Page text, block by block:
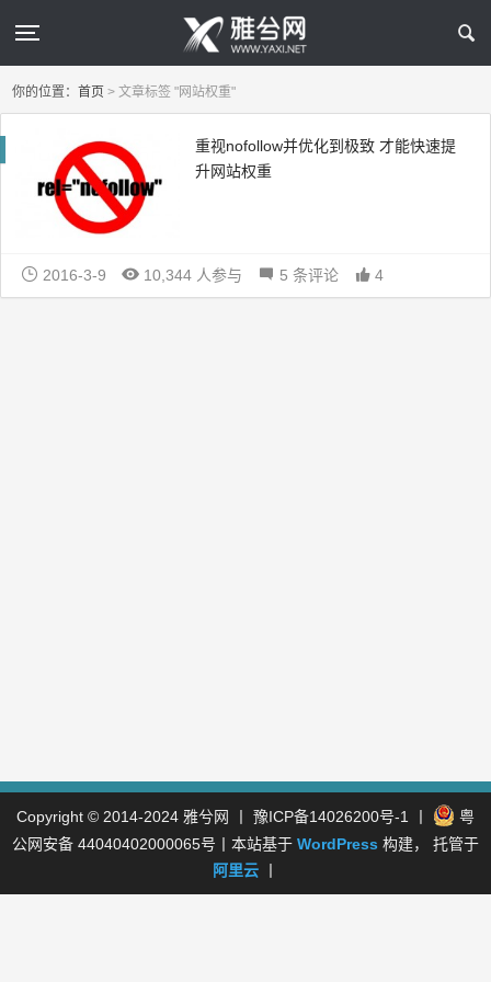
你的位置：首页 > 文章标签 "网站权重"
重视nofollow并优化到极致 才能快速提
升网站权重
2016-3-9 10,344 人参与 5 条评论 4
Copyright © 2014-2024 雅兮网 豫ICP备14026200号-1
粤
公网安备 44040402000065号 丨本站基于 WordPress 构建， 托管于
阿里云